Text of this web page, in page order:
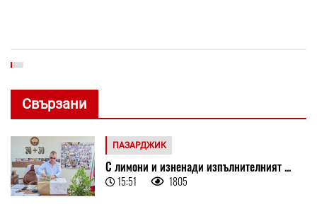
Свързани
ПАЗАРДЖИК
С лимони и изненади изпълнителният ...
15:51 1805